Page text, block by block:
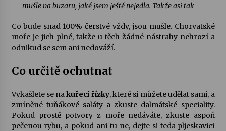
mušle na buzaru, jaké jsem ještě nejedla. Takže asi tak
Co bude snad 100% čerstvé vždy, jsou mušle. Chorvatské
moře je jich plné, takže u těch žádné nástrahy nehrozí a
odnikud se sem ani nedováží.
Co určitě ochutnat
Vykašlete se nakuřecí řízky, které si můžete udělat sami, a
zmíněné tuňákové saláty a zkuste dalmátské speciality.
Pokud prostě potvory z moře nedáváte, zkuste aspoň
pečenou rybu, a pokud ani tu ne, dejte si teda pljeskavici